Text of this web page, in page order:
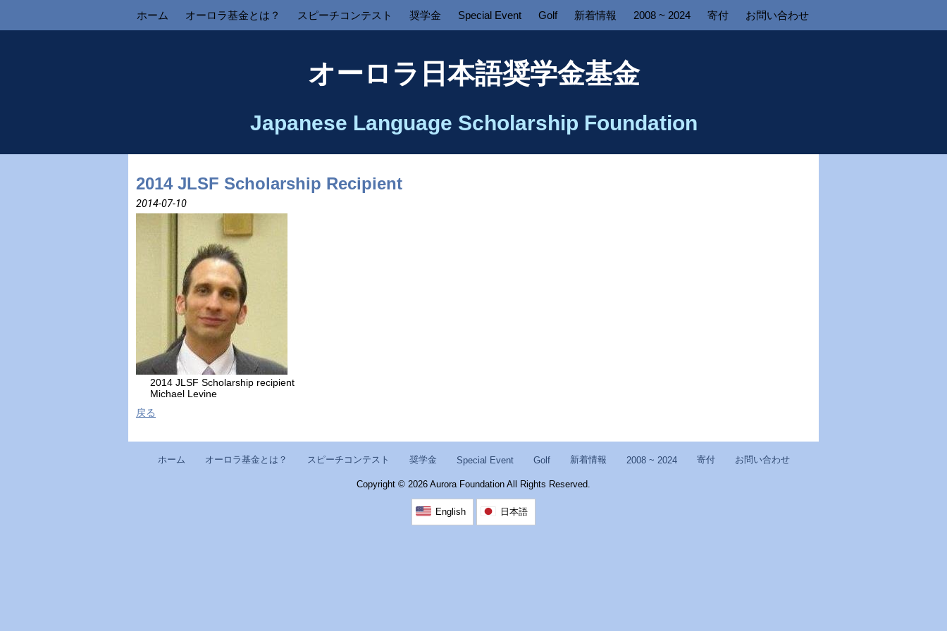
ホーム オーロラ基金とは？ スピーチコンテスト 奨学金 Special Event Golf 新着情報 2008 ~ 2024 寄付 お問い合わせ
オーロラ日本語奨学金基金
Japanese Language Scholarship Foundation
2014 JLSF Scholarship Recipient
2014-07-10
2014 JLSF Scholarship recipient
Michael Levine
戻る
ホーム オーロラ基金とは？ スピーチコンテスト 奨学金 Special Event Golf 新着情報 2008 ~ 2024 寄付 お問い合わせ
Copyright © 2026 Aurora Foundation All Rights Reserved.
English 日本語